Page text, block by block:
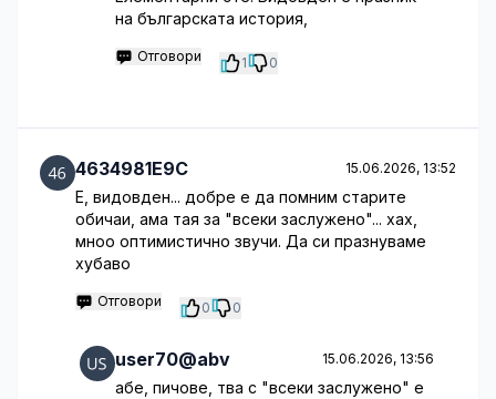
на българската история,
Отговори 1 0
4634981E9C 15.06.2026, 13:52
Е, видовден... добре е да помним старите
обичаи, ама тая за "всеки заслужено"... хах,
мноо оптимистично звучи. Да си празнуваме
хубаво
Отговори 0 0
user70@abv 15.06.2026, 13:56
абе, пичове, тва с "всеки заслужено" е